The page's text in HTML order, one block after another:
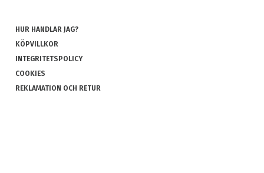
HUR HANDLAR JAG?
KÖPVILLKOR
INTEGRITETSPOLICY
COOKIES
REKLAMATION OCH RETUR